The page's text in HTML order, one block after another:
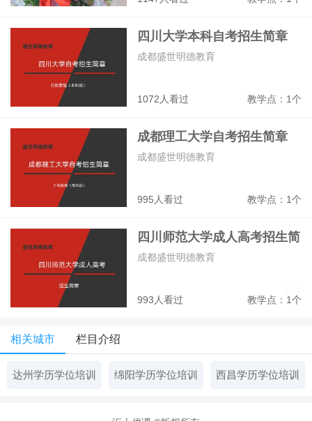
四川大学本科自考招生简章
1072人看过 教学点：1个
成都盛世明德教育
成都理工大学自考招生简章
995人看过 教学点：1个
成都盛世明德教育
四川师范大学成人高考招生简
章
993人看过 教学点：1个
成都盛世明德教育
相关城市 栏目介绍
达州学历学位培训 绵阳学历学位培训 西昌学历学位培训